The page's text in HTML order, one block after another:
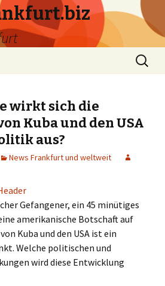
Search
for:
wirkt sich die
Kuba und den USA
aus?
News Frankfurt und weltweit
Gefangener, ein 45 minütiges
amerikanische Botschaft auf
Kuba und den USA ist ein
Welche politischen und
wird diese Entwicklung